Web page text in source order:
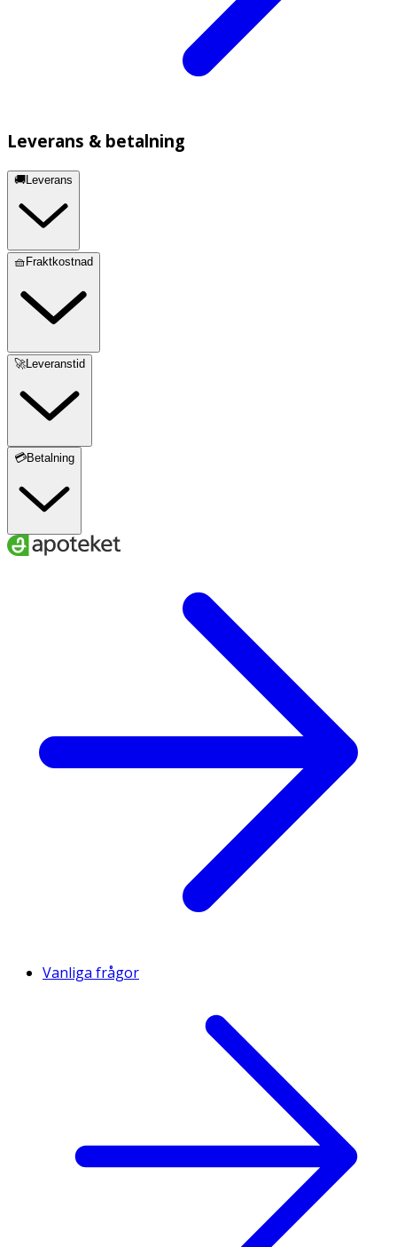
Leverans & betalning
🚚Leverans
🧺Fraktkostnad
🚀Leveranstid
💳Betalning
Vanliga frågor